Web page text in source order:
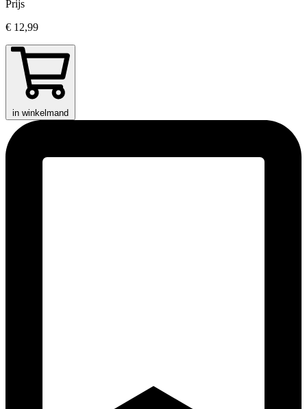
Prijs
€ 12,99
in winkelmand